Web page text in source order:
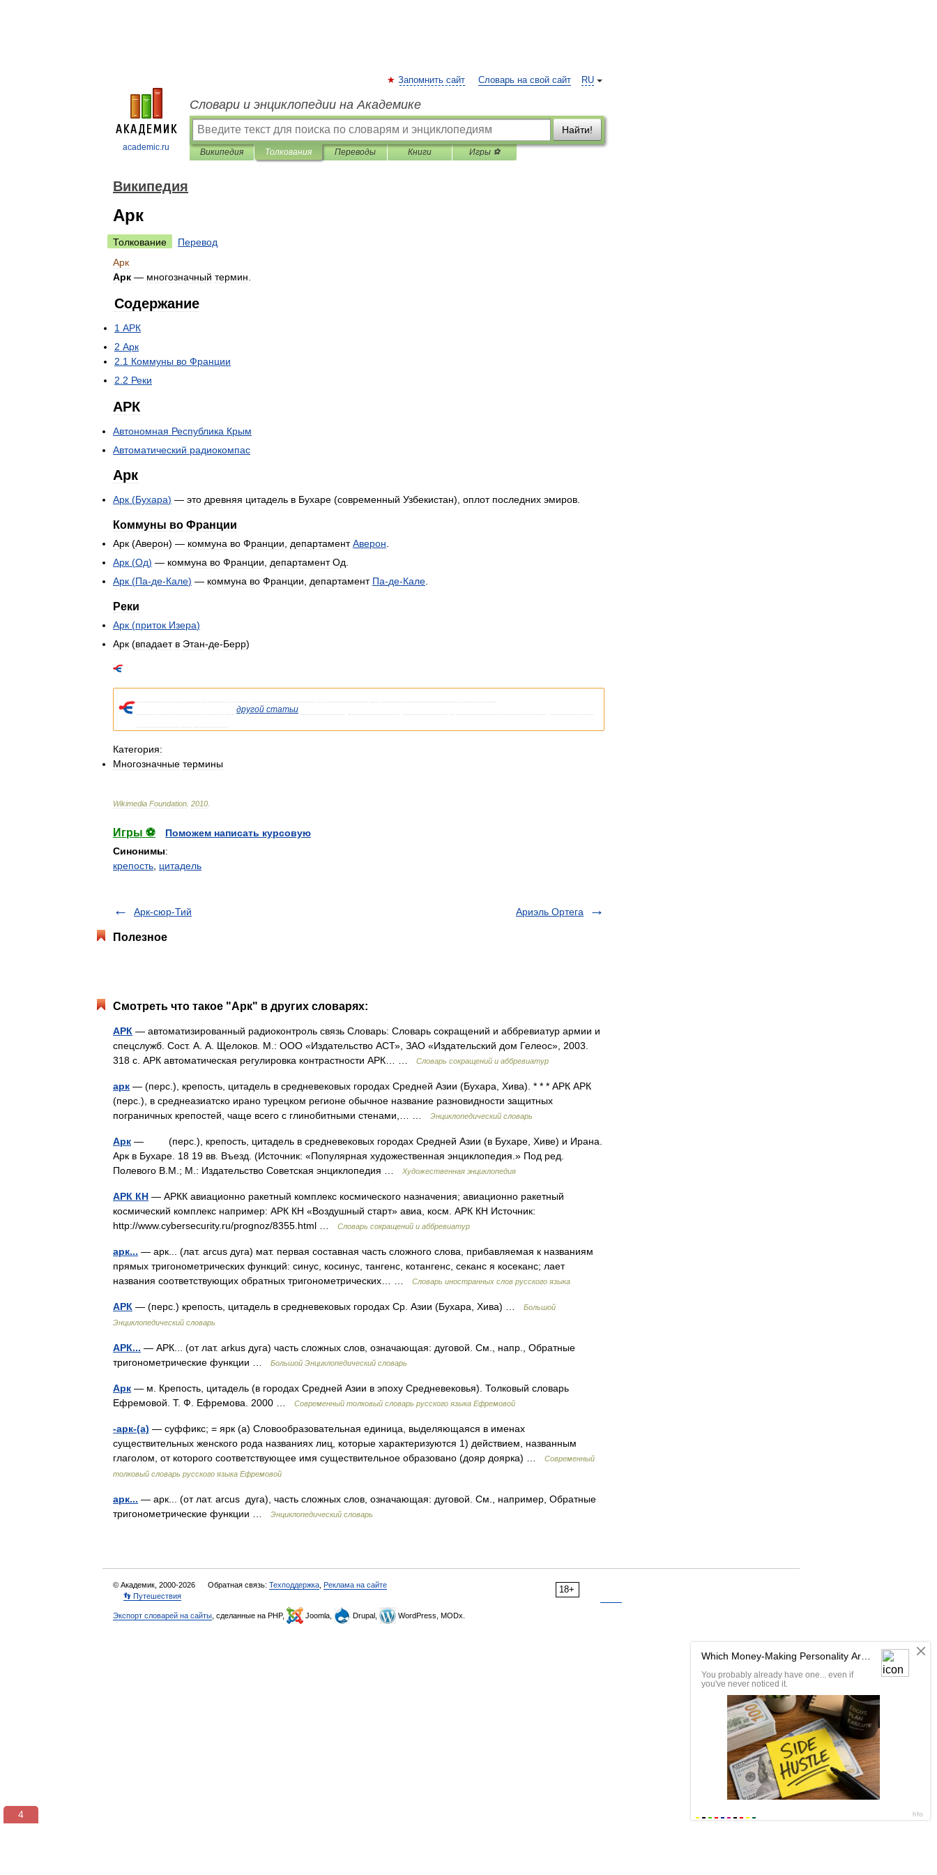
academic.ru
RU
Запомнить сайт Словарь на свой сайт
Словари и энциклопедии на Академике
Найти!
Википедия Толкования Переводы Книги Игры ⚽
Википедия
Арк
Толкование
Перевод
Арк
Арк — многозначный термин
Содержание
1 АРК
2 Арк
2 1 Коммуны во Франции
2 2 Реки
АРК
Автономная Республика Крым
Автоматический радиокомпас
Арк
Арк (Бухара) — это древняя цитадель в Бухаре (современный Узбекистан), оплот последних эмиров
Коммуны во Франции
Арк (Аверон) — коммуна во Франции департамент Аверон
Арк (Од) — коммуна во Франции департамент Од
Арк (Па-де-Кале) — коммуна во Франции департамент Па-де-Кале
Реки
Арк (приток Изера)
Арк (впадает в Этан-де-Берр)
другой статьи
Категория:
Многозначные термины
Wikimedia Foundation 2010
Игры ⚽
Поможем написать курсовую
Синонимы:
крепость цитадель
Арк-сюр-Тий Ариэль Ортега
Полезное
Смотреть что такое "Арк" в других словарях:
АРК — автоматизированный радиоконтроль связь Словарь: Словарь сокращений и аббревиатур армии и
спецслужб. Сост. А. А. Щелоков. М.: ООО «Издательство АСТ», ЗАО «Издательский дом Гелеос», 2003.
318 с. АРК автоматическая регулировка контрастности АРК… …
Словарь сокращений и аббревиатур
арк — (перс.), крепость, цитадель в средневековых городах Средней Азии (Бухара, Хива). * * * АРК АРК
(перс.), в среднеазиатско ирано турецком регионе обычное название разновидности защитных
пограничных крепостей, чаще всего с глинобитными стенами,… …
Энциклопедический словарь
Арк — (перс.), крепость, цитадель в средневековых городах Средней Азии (в Бухаре, Хиве) и Ирана.
Арк в Бухаре. 18 19 вв. Въезд. (Источник: «Популярная художественная энциклопедия.» Под ред.
Полевого В.М.; М.: Издательство Советская энциклопедия …
Художественная энциклопедия
АРК КН — АРКК авиационно ракетный комплекс космического назначения; авиационно ракетный
космический комплекс например: АРК КН «Воздушный старт» авиа, косм. АРК КН Источник:
http://www.cybersecurity.ru/prognoz/8355.html …
Словарь сокращений и аббревиатур
арк... — арк... (лат. arcus дуга) мат. первая составная часть сложного слова, прибавляемая к названиям
прямых тригонометрических функций: синус, косинус, тангенс, котангенс, секанс я косеканс; лает
названия соответствующих обратных тригонометрических… …
Словарь иностранных слов русского языка
АРК — (перс.) крепость, цитадель в средневековых городах Ср. Азии (Бухара, Хива) …
Большой
Энциклопедический словарь
АРК... — АРК... (от лат. arkus дуга) часть сложных слов, означающая: дуговой. См., напр., Обратные
тригонометрические функции …
Большой Энциклопедический словарь
Арк — м. Крепость, цитадель (в городах Средней Азии в эпоху Средневековья). Толковый словарь
Ефремовой. Т. Ф. Ефремова. 2000 …
Современный толковый словарь русского языка Ефремовой
-арк-(а) — суффикс; = ярк (а) Словообразовательная единица, выделяющаяся в именах
существительных женского рода названиях лиц, которые характеризуются 1) действием, названным
глаголом, от которого соответствующее имя существительное образовано (дояр доярка) …
Современный
толковый словарь русского языка Ефремовой
арк... — арк... (от лат. arcus дуга), часть сложных слов, означающая: дуговой. См., например, Обратные
тригонометрические функции …
Энциклопедический словарь
18+
© Академик, 2000-2026 Обратная связь: Техподдержка Реклама на сайте
👣 Путешествия
Экспорт словарей на сайты , сделанные на PHP, Joomla, Drupal, WordPress, MODx.
3